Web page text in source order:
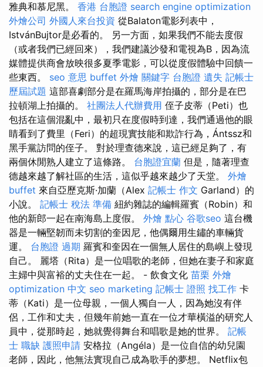
雅典和慕尼黑。 香港 台胞證 search engine optimization
外燴公司 外國人來台投資 從Balaton電影列表中，
IstvánBujtor是必看的。 另一方面，如果我們不能去度假
（或者我們已經回來），我們建議沙發和電視為B，因為流
媒體提供商會放映很多夏季電影，可以從度假體驗中回饋一
些東西。 seo 意思 buffet 外燴 關鍵字 台胞證 遺失 記帳士
歷屆試題 這部喜劇部分是在羅馬海岸拍攝的，部分是在巴
拉頓湖上拍攝的。 社團法人代辦費用 侄子皮蒂（Peti）也
包括在這個混亂中，最初只在度假時到達，我們通過他的眼
睛看到了費里（Feri）的超現實技能和欺詐行為，Ántssz和
黑手黨訪問的侄子。 對於理查德來說，這已經足夠了，有
兩個休閒熟人建立了這條路。 台胞證宜蘭 但是，隨著理查
德越來越了解社區的生活，這似乎越來越少了天堂。 外燴
buffet 來自亞歷克斯·加蘭（Alex 記帳士 作文 Garland）的
小說。 記帳士 稅法 準備 紐約雜誌的編輯羅賓（Robin）和
他的新郎一起在南海島上度假。 外燴 點心 谷歌seo 這台機
器是一輛堅韌而未切割的奎因尼，他偶爾用生鏽的車輛貨
運。 台胞證 過期 羅賓和奎因在一個無人居住的島嶼上發現
自己。 麗塔（Rita）是一位唱歌的老師，但她在妻子和家庭
主婦中與富裕的丈夫住在一起。 - 飲食文化 苗栗 外燴
optimization 中文 seo marketing 記帳士 證照 找工作 卡
蒂（Kati）是一位母親，一個人獨自一人，因為她沒有伴
侶，工作和丈夫，但幾年前她一直在一位才華橫溢的研究人
員中，從那時起，她就覺得舞台和唱歌是她的世界。 記帳
士 職缺 護照申請 安格拉（Angéla）是一位自信的幼兒園
老師，因此，他無法實現自己成為歌手的夢想。 Netflix包